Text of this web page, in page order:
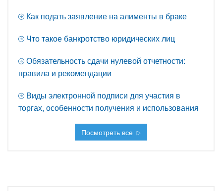
Как подать заявление на алименты в браке
Что такое банкротство юридических лиц
Обязательность сдачи нулевой отчетности:
правила и рекомендации
Виды электронной подписи для участия в
торгах, особенности получения и использования
Посмотреть все